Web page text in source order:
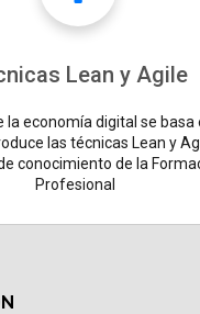
Lean y Agile
la economía digital se basa
las técnicas Lean y
conocimiento de la
Profesional